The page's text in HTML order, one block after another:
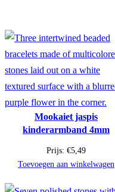
Mookaiet jaspis
kinderarmband 4mm
Prijs: €5,49
Toevoegen aan winkelwagen